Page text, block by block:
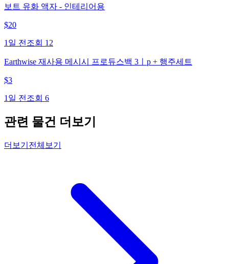
보트 유화 액자 - 인테리어용
$20
1일 전 조회 12
Earthwise 재사용 메시시 프로듀스백 3ㅣp + 행주세트
$3
1일 전 조회 6
관련 물건 더보기
더보기 전체보기